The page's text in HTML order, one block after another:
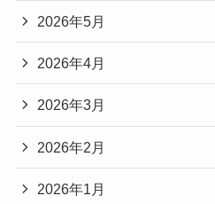
2026年5月
2026年4月
2026年3月
2026年2月
2026年1月